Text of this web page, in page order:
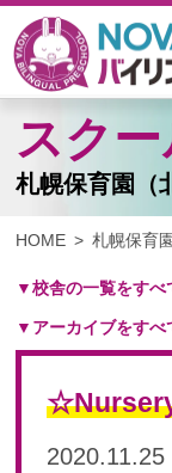
スク
札幌保育園（
HOME 札幌保育
▼校舎の一覧をすべ
札幌保育園（北海道
仙台八木山保育園
仙台富沢保育園（宮
つくば西平塚保育園
▼アーカイブをすべ
2025年 03月(1)
2020.11.25